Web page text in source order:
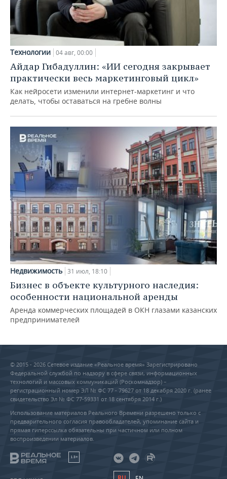
Технологии 04 авг, 00:00
Айдар Гибадуллин: «ИИ сегодня закрывает
практически весь маркетинговый цикл»
Как нейросети изменили интернет-маркетинг и что
делать, чтобы оставаться на гребне волны
Недвижимость 31 июл, 18:10
Бизнес в объекте культурного наследия:
особенности национальной аренды
Аренда коммерческих площадей в ОКН глазами казанских
предпринимателей
© 2015 - 2026 Сетевое издание «Реальное время» Зарегистрировано
Федеральной службой по надзору в сфере связи, информационных
технологий и массовых коммуникаций (Роскомнадзор) –
регистрационный номер ЭЛ № ФС 77 - 79627 от 18 декабря 2020 г. (ранее
свидетельство Эл № ФС 77-59331 от 18 сентября 2014 г.)
Использование материалов Реального Времени разрешено только с
предварительного согласия правообладателей, упоминание сайта и
прямая гиперссылка обязательны при частичном или полном
воспроизведении материалов.
18+